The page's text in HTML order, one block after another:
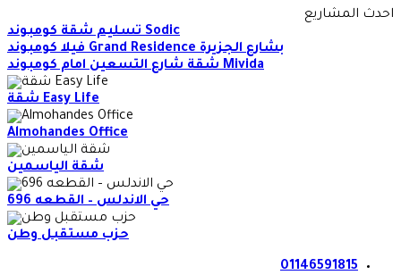
Skip
احدث المشاريع
تسليم شقة كومبوند Sodic
فيلا كومبوند Grand Residence بشارع الجزيرة
شقة شارع التسعين امام كومبوند Mivida
شقة Easy Life
Almohandes Office
شقة الياسمين
حي الاندلس – القطعه 696
حزب مستقبل وطن
01146591815